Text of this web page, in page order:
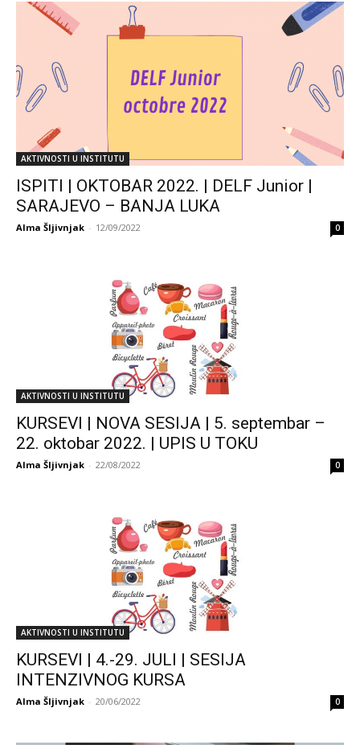
AKTIVNOSTI U INSTITUTU
ISPITI | OKTOBAR 2022. | DELF Junior |
SARAJEVO – BANJA LUKA
Alma Šljivnjak - 12/09/2022 0
AKTIVNOSTI U INSTITUTU
KURSEVI | NOVA SESIJA | 5. septembar –
22. oktobar 2022. | UPIS U TOKU
Alma Šljivnjak - 22/08/2022 0
AKTIVNOSTI U INSTITUTU
KURSEVI | 4.-29. JULI | SESIJA
INTENZIVNOG KURSA
Alma Šljivnjak - 20/06/2022 0